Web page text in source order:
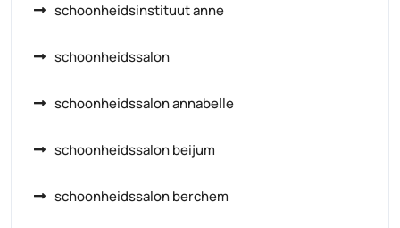
schoonheidsinstituut anne
schoonheidssalon
schoonheidssalon annabelle
schoonheidssalon beijum
schoonheidssalon berchem